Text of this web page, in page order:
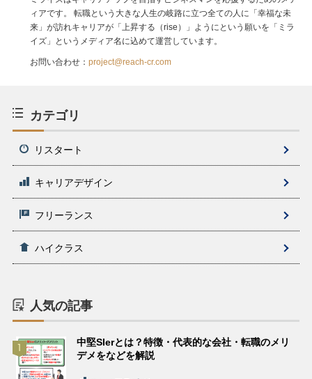
ィアです。 転職という大きな人生の岐路に立つ全ての人に「幸福な未
来」が訪れキャリアが「上昇する（rise）」ようにという願いを「ミラ
イズ」というメディア名に込めて運営しています。
お問い合わせ： project@reach-cr.com
カテゴリ
リスタート
キャリアデザイン
フリーランス
ハイクラス
人気の記事
中堅SIerとは？特徴・代表的な会社・転職のメリ
デメをなどを解説